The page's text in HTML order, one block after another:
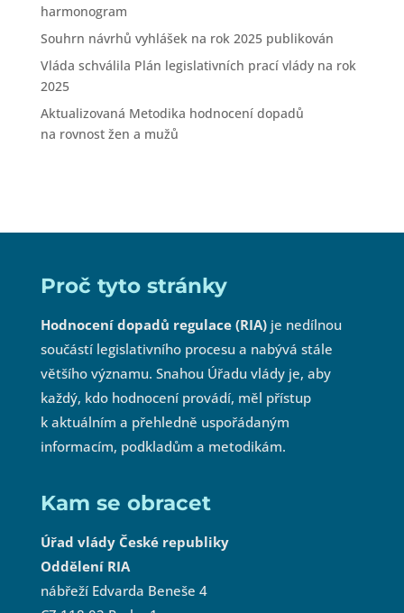
harmonogram
Souhrn návrhů vyhlášek na rok 2025 publikován
Vláda schválila Plán legislativních prací vlády na rok
2025
Aktualizovaná Metodika hodnocení dopadů
na rovnost žen a mužů
Proč tyto stránky
Hodnocení dopadů regulace (RIA)je nedílnou
součástí legislativního procesu a nabývá stále
většího významu. Snahou Úřadu vlády je, aby
každý, kdo hodnocení provádí, měl přístup
k aktuálním a přehledně uspořádaným
informacím, podkladům a metodikám.
Kam se obracet
Úřad vlády České republiky
Oddělení RIA
nábřeží Edvarda Beneše 4